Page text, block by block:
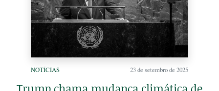
NOTÍCIAS 23 de setembro de 2025